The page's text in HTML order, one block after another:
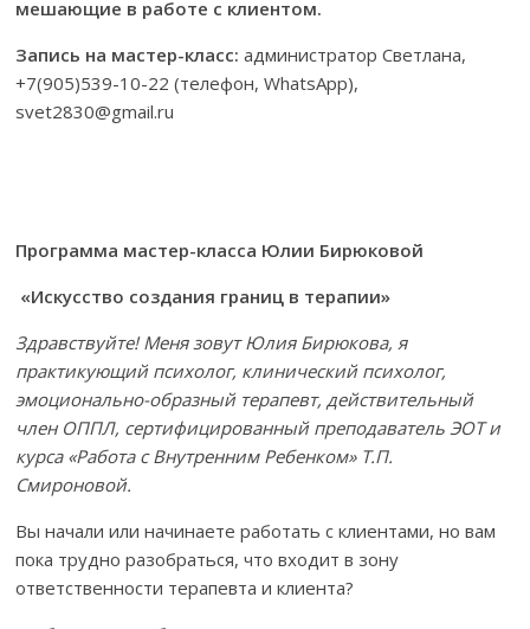
мешающие в работе с клиентом.
Запись на мастер-класс: администратор Светлана,
+7(905)539-10-22 (телефон, WhatsApp),
svet2830@gmail.ru
Программа мастер-класса Юлии Бирюковой
«Искусство создания границ в терапии»
Здравствуйте! Меня зовут Юлия Бирюкова, я
практикующий психолог, клинический психолог,
эмоционально-образный терапевт, действительный
член ОППЛ, сертифицированный преподаватель ЭОТ и
курса «Работа с Внутренним Ребенком» Т.П.
Смироновой.
Вы начали или начинаете работать с клиентами, но вам
пока трудно разобраться, что входит в зону
ответственности терапевта и клиента?